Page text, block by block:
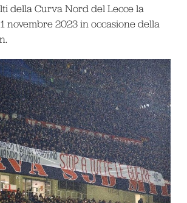
della Curva Nord del Lecce la
novembre 2023 in occasione della